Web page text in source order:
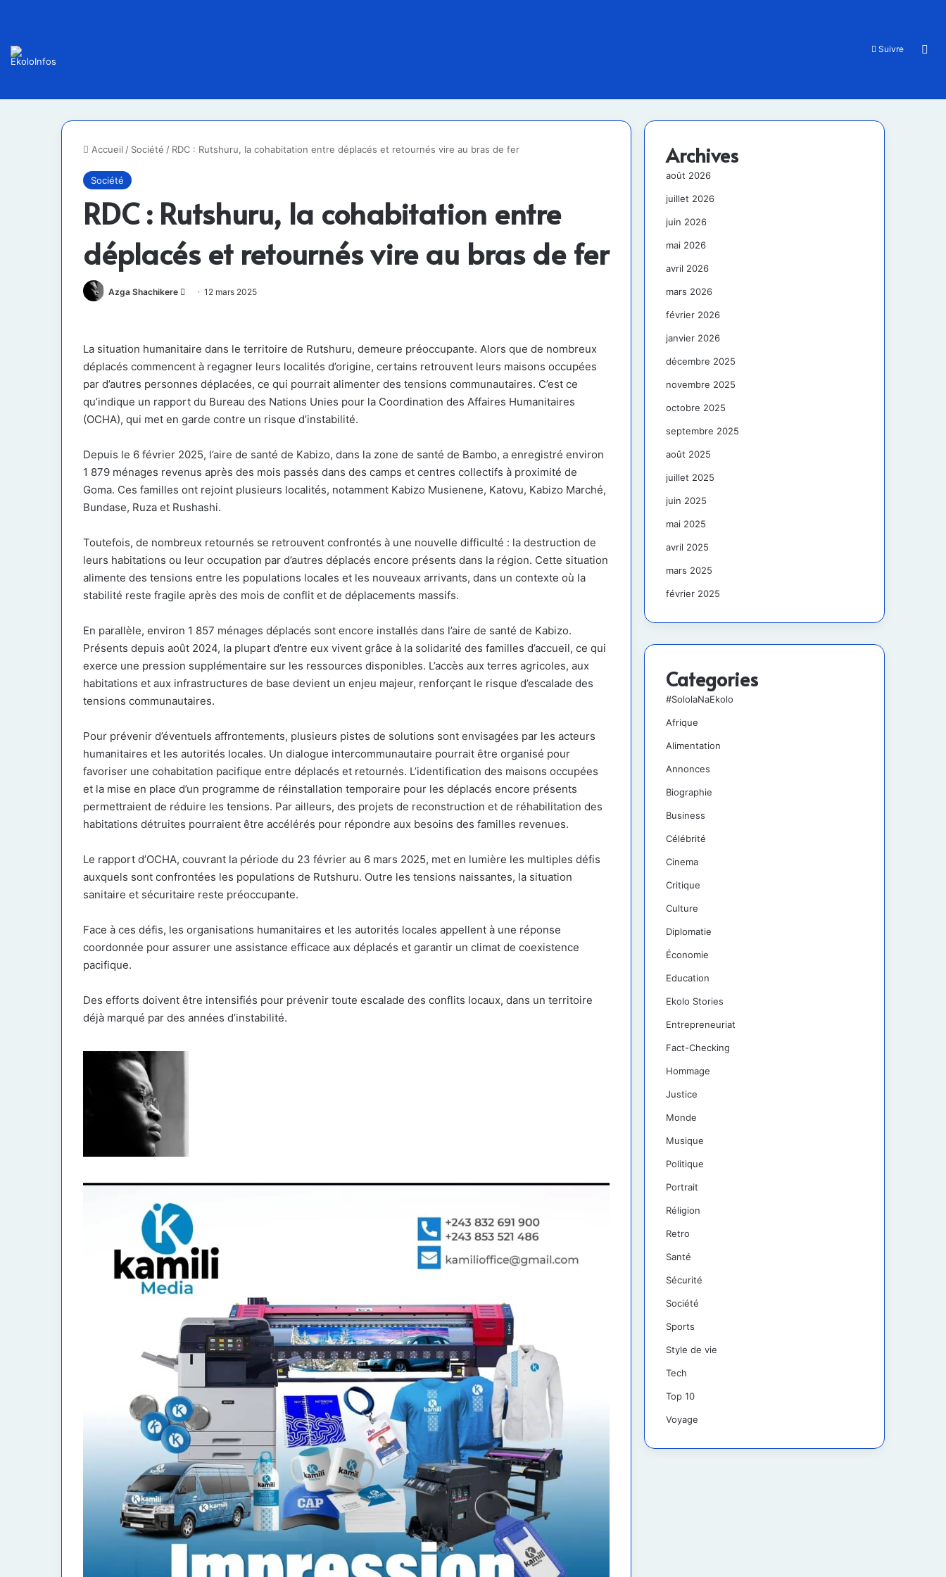
Suivre
Accueil / Société / RDC : Rutshuru, la cohabitation entre déplacés et retournés vire au bras de fer
Société
RDC : Rutshuru, la cohabitation entre
déplacés et retournés vire au bras de fer
Azga Shachikere
Envoyer12 mars 2025
La situation humanitaire dans le territoire de Rutshuru, demeure préoccupante. Alors que de nombreux
déplacés commencent à regagner leurs localités d’origine, certains retrouvent leurs maisons occupées
par d’autres personnes déplacées, ce qui pourrait alimenter des tensions communautaires. C’est ce
qu’indique un rapport du Bureau des Nations Unies pour la Coordination des Affaires Humanitaires
(OCHA), qui met en garde contre un risque d’instabilité.
Depuis le 6 février 2025, l’aire de santé de Kabizo, dans la zone de santé de Bambo, a enregistré environ
1 879 ménages revenus après des mois passés dans des camps et centres collectifs à proximité de
Goma. Ces familles ont rejoint plusieurs localités, notamment Kabizo Musienene, Katovu, Kabizo Marché,
Bundase, Ruza et Rushashi.
Toutefois, de nombreux retournés se retrouvent confrontés à une nouvelle difficulté : la destruction de
leurs habitations ou leur occupation par d’autres déplacés encore présents dans la région. Cette situation
alimente des tensions entre les populations locales et les nouveaux arrivants, dans un contexte où la
stabilité reste fragile après des mois de conflit et de déplacements massifs.
En parallèle, environ 1 857 ménages déplacés sont encore installés dans l’aire de santé de Kabizo.
Présents depuis août 2024, la plupart d’entre eux vivent grâce à la solidarité des familles d’accueil, ce qui
exerce une pression supplémentaire sur les ressources disponibles. L’accès aux terres agricoles, aux
habitations et aux infrastructures de base devient un enjeu majeur, renforçant le risque d’escalade des
tensions communautaires.
Pour prévenir d’éventuels affrontements, plusieurs pistes de solutions sont envisagées par les acteurs
humanitaires et les autorités locales. Un dialogue intercommunautaire pourrait être organisé pour
favoriser une cohabitation pacifique entre déplacés et retournés. L’identification des maisons occupées
et la mise en place d’un programme de réinstallation temporaire pour les déplacés encore présents
permettraient de réduire les tensions. Par ailleurs, des projets de reconstruction et de réhabilitation des
habitations détruites pourraient être accélérés pour répondre aux besoins des familles revenues.
Le rapport d’OCHA, couvrant la période du 23 février au 6 mars 2025, met en lumière les multiples défis
auxquels sont confrontées les populations de Rutshuru. Outre les tensions naissantes, la situation
sanitaire et sécuritaire reste préoccupante.
Face à ces défis, les organisations humanitaires et les autorités locales appellent à une réponse
coordonnée pour assurer une assistance efficace aux déplacés et garantir un climat de coexistence
pacifique.
Des efforts doivent être intensifiés pour prévenir toute escalade des conflits locaux, dans un territoire
déjà marqué par des années d’instabilité.
Archives
août 2026
juillet 2026
juin 2026
mai 2026
avril 2026
mars 2026
février 2026
janvier 2026
décembre 2025
novembre 2025
octobre 2025
septembre 2025
août 2025
juillet 2025
juin 2025
mai 2025
avril 2025
mars 2025
février 2025
Categories
#SololaNaEkolo
Afrique
Alimentation
Annonces
Biographie
Business
Célébrité
Cinema
Critique
Culture
Diplomatie
Économie
Education
Ekolo Stories
Entrepreneuriat
Fact-Checking
Hommage
Justice
Monde
Musique
Politique
Portrait
Réligion
Retro
Santé
Sécurité
Société
Sports
Style de vie
Tech
Top 10
Voyage